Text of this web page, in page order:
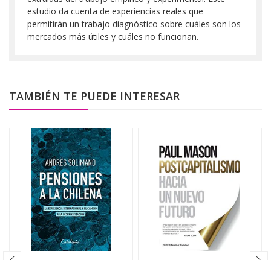
estudio da cuenta de experiencias reales que
permitirán un trabajo diagnóstico sobre cuáles son los
mercados más útiles y cuáles no funcionan.
TAMBIÉN TE PUEDE INTERESAR